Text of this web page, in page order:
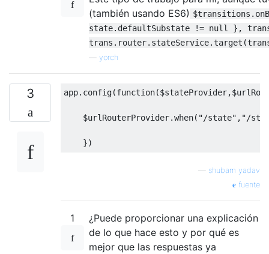
(también usando ES6)
state.defaultSubstate != null },
yorch
3 app. config(function($stateProvider,
    $urlRouterProvider
.when( "/state" , "/
})
shubam yadav
fuente
1
¿Puede proporcionar una explicación
de lo que hace esto y por qué es
mejor que las respuestas ya